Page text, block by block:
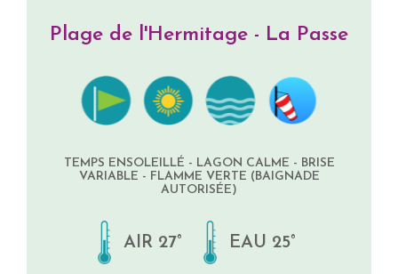
Plage de l'Hermitage - La Passe
TEMPS ENSOLEILLÉ - LAGON CALME - BRISE
VARIABLE - FLAMME VERTE (BAIGNADE
AUTORISÉE)
AIR 27° EAU 25°